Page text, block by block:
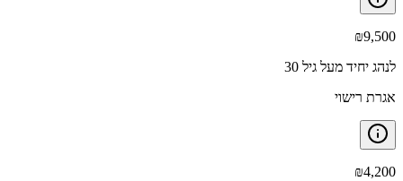
₪9,500
לנהג יחיד מעל גיל 30
אגרת רישוי
₪4,200